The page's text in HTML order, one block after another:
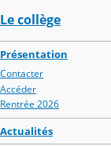
Le collège
Présentation
Contacter
Accéder
Rentrée 2026
Actualités